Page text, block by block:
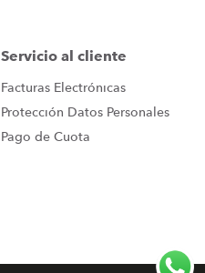
Servicio al cliente
Facturas Electrónicas
Protección Datos Personales
Pago de Cuota